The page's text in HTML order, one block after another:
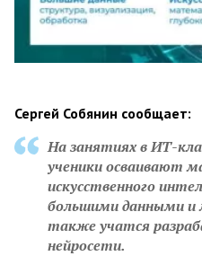
Сергей Собянин сообщает:
На занятиях в ИТ-
ученики осваивают
искусственного
большими данными и
также учатся
нейросети.